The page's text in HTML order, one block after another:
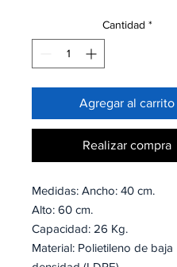
Cantidad *
Agregar al carrito
Realizar compra
Medidas: Ancho: 40 cm.
Alto: 60 cm.
Capacidad: 26 Kg.
Material: Polietileno de baja